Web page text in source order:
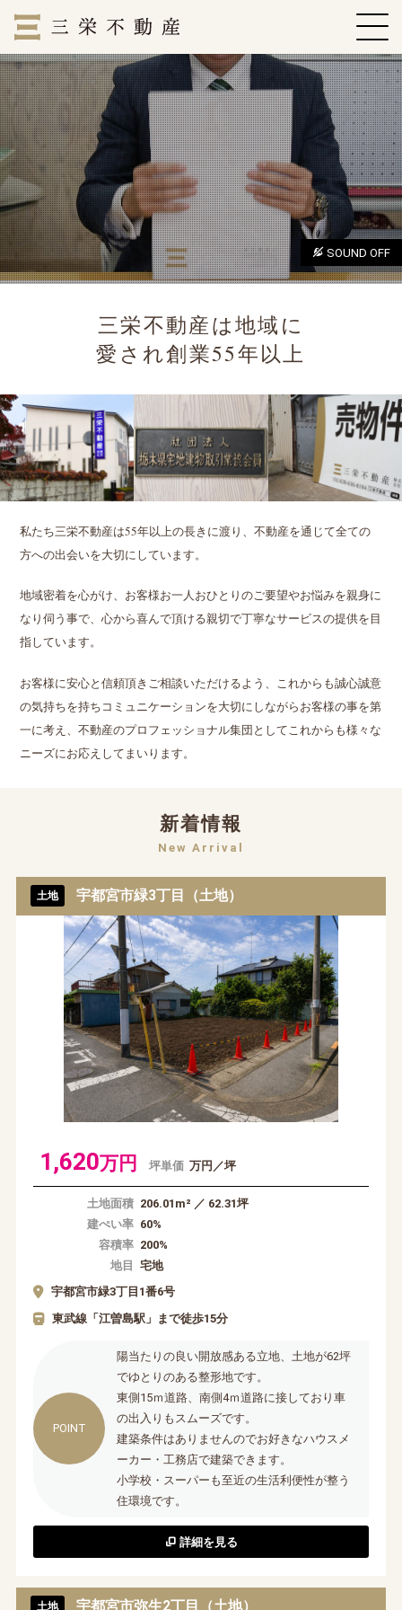
SOUND OFF
三栄不動産は地域に
愛され創業55年以上
私たち三栄不動産は55年以上の長きに渡り、不動産を通じて全ての
方への出会いを大切にしています。
地域密着を心がけ、お客様お一人おひとりのご要望やお悩みを親身に
なり伺う事で、心から喜んで頂ける親切で丁寧なサービスの提供を目
指しています。
お客様に安心と信頼頂きご相談いただけるよう、これからも誠心誠意
の気持ちを持ちコミュニケーションを大切にしながらお客様の事を第
一に考え、不動産のプロフェッショナル集団としてこれからも様々な
ニーズにお応えしてまいります。
新着情報
New Arrival
土地 宇都宮市緑3丁目（土地）
1,620万円 坪単価 万円／坪
土地面積 206.01m² ／ 62.31坪
建ぺい率 60%
容積率 200%
地目
宅地
宇都宮市緑3丁目1番6号
東武線「江曽島駅」まで徒歩15分
陽当たりの良い開放感ある立地、土地が62坪
でゆとりのある整形地です。
東側15ｍ道路、南側4ｍ道路に接しており車
の出入りもスムーズです。
建築条件はありませんのでお好きなハウスメ
ーカー・工務店で建築できます。
小学校・スーパーも至近の生活利便性が整う
住環境です。
詳細を見る
土地 宇都宮市弥生2丁目（土地）